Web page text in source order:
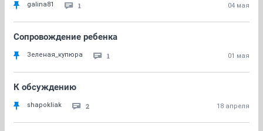
galina81 1 04 мая
Сопровождение ребенка
Зеленая_купюра 1 01 мая
К обсуждению
shapokliak 2 18 апреля